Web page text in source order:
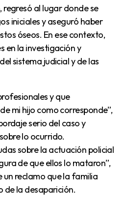
iniciales y aseguró haber
óseos. En ese contexto,
en la investigación y
sistema judicial y de las
mi hijo como corresponde”,
serio del caso y
lo ocurrido.
sobre la actuación policial
de que ellos lo mataron”,
un reclamo que la familia
de la desaparición.